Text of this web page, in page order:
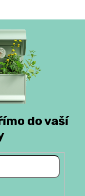
do vaší